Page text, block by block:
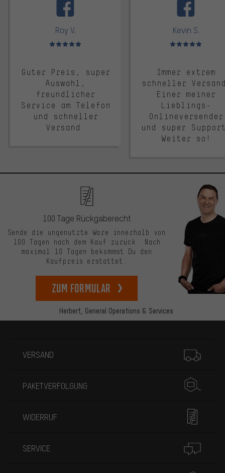
Roy V.
Bewertungen: 5 von 5
Guter Preis, super
Auswahl,
freundlicher
Service am Telefon
und schneller
Versand.
Kevin S.
Bewertungen: 5 von 5
Immer extrem
schneller
Einer meiner
Lieblings-
Onlineversender
und super
Weiter so!
Herbert, General Operations & Services
100 Tage Rückgaberecht
Sende die ungenutzte Ware innerhalb von
100 Tagen nach dem Kauf zurück. Nach
maximal 10 Tagen bekommst Du den
Kaufpreis erstattet.
zum Formular
VERSAND
PAKETVERFOLGUNG
WIDERRUF
SERVICE